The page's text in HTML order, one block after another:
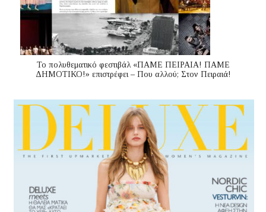
Το πολυθεματικό φεστιβάλ «ΠΑΜΕ ΠΕΙΡΑΙΑ! ΠΑΜΕ
ΔΗΜΟΤΙΚΟ!» επιστρέφει – Που αλλού; Στον Πειραιά!